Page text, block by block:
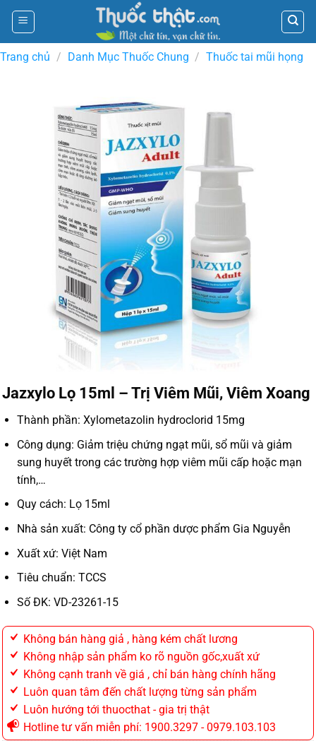
Skip
content
Trang chủ / Danh Mục Thuốc Chung / Thuốc tai mũi họng
Jazxylo Lọ 15ml – Trị Viêm Mũi, Viêm Xoang
Thành phần: Xylometazolin hydroclorid 15mg
Công dụng: Giảm triệu chứng ngạt mũi, sổ mũi và giảm
sung huyết trong các trường hợp viêm mũi cấp hoặc mạn
tính,…
Quy cách: Lọ 15ml
Nhà sản xuất: Công ty cổ phần dược phẩm Gia Nguyễn
Xuất xứ: Việt Nam
Tiêu chuẩn: TCCS
Số ĐK: VD-23261-15
Không bán hàng giả , hàng kém chất lương
Không nhập sản phẩm ko rõ nguồn gốc,xuất xứ
Không cạnh tranh về giá , chỉ bán hàng chính hãng
Luôn quan tâm đến chất lượng từng sản phẩm
Luôn hướng tới thuocthat - gia trị thật
Hotline tư vấn miễn phí: 1900.3297 - 0979.103.103